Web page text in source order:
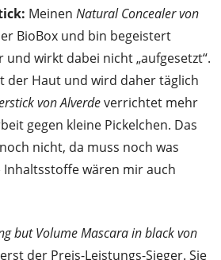
Meinen Natural Concealer von
BioBox und bin begeistert
wirkt dabei nicht „aufgesetzt“.
der Haut und wird daher täglich
von Alverdeverrichtet mehr
gegen kleine Pickelchen. Das
nicht, da muss noch was
Inhaltsstoffe wären mir auch
but Volume Mascara in black von
der Preis-Leistungs-Sieger. Sie